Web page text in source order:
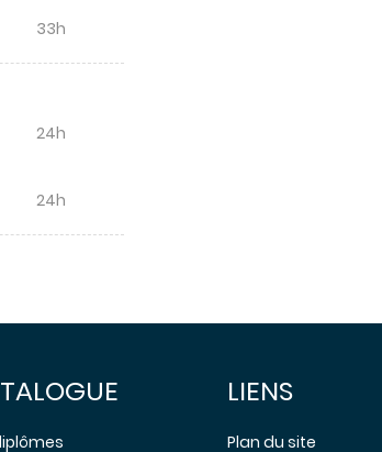
33h
24h
24h
LIENS
Plan du site